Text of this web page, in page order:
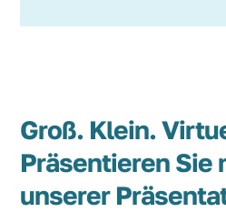
Groß. Klein.
Präsentieren Sie
unserer